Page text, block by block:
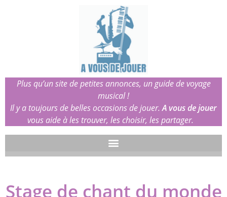
Plus qu’un site de petites annonces, un guide de voyage
musical !
Il y a toujours de belles occasions de jouer.A vous de jouer
vous aide à les trouver, les choisir, les partager.
Stage de chant du monde